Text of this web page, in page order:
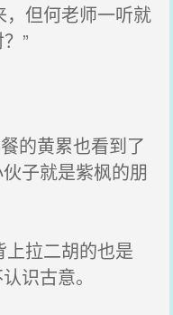
但何老师一听就
”
的黄累也看到了
子就是紫枫的朋
拉二胡的也是
识古意。